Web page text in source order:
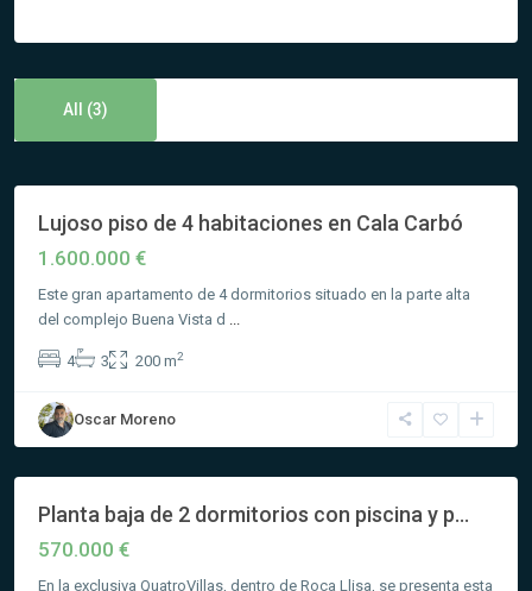
All (3)
Josep
Featured Novedad
Lujoso piso de 4 habitaciones en Cala Carbó
1.600.000 €
Este gran apartamento de 4 dormitorios situado en la parte alta
del complejo Buena Vista d ...
4 3 200 m2
Oscar Moreno
Roca
Santa
Eulària
des
Novedad
Planta baja de 2 dormitorios con piscina y p...
570.000 €
En la exclusiva QuatroVillas, dentro de Roca Llisa, se presenta esta